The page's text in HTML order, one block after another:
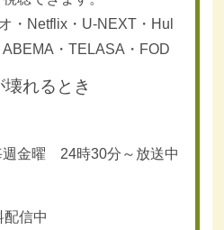
・Netflix・U-NEXT・Hul
・TELASA・FOD
壊れるとき
週金曜 24時30分～放送中
配信中